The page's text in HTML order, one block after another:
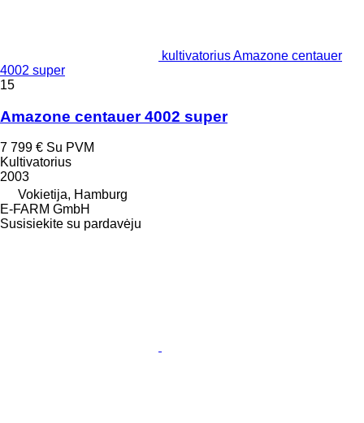
kultivatorius Amazone centauer
4002 super
15
Amazone centauer 4002 super
7 799 € Su PVM
Kultivatorius
2003
Vokietija, Hamburg
E-FARM GmbH
Susisiekite su pardavėju